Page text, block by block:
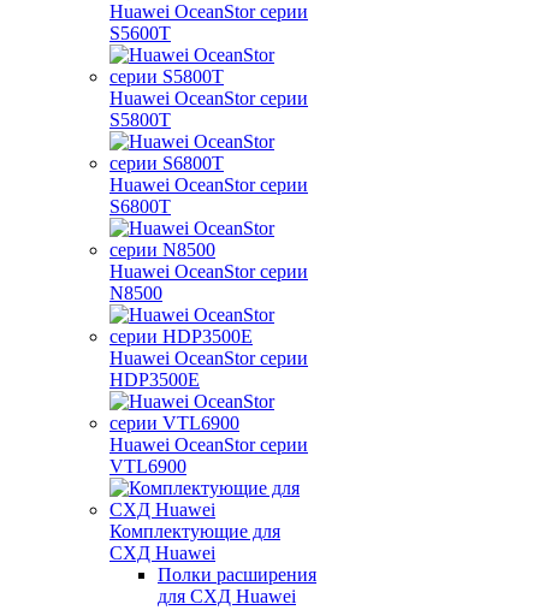
Huawei OceanStor серии
S5600T
Huawei OceanStor серии
S5800T
Huawei OceanStor серии
S6800T
Huawei OceanStor серии
N8500
Huawei OceanStor серии
HDP3500E
Huawei OceanStor серии
VTL6900
Комплектующие для
СХД Huawei
Полки расширения
для СХД Huawei